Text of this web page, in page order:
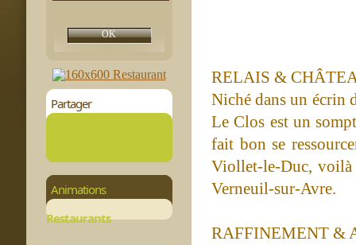
Partager
Animations
Restaurants
RELAIS &
Niché dans un écrin
Le Clos est un
fait bon se
Viollet-le-Duc, voilà
Verneuil-sur-Avre.
RAFFINEMENT &